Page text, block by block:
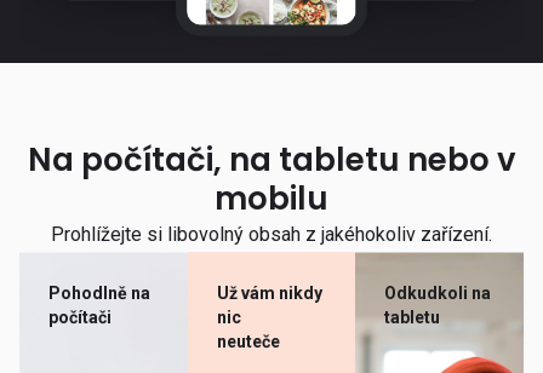
Na počítači, na tabletu nebo v
mobilu
Prohlížejte si libovolný obsah z jakéhokoliv zařízení.
Pohodlně na
počítači
Už vám nikdy
nic
neuteče
Odkudkoli na
tabletu